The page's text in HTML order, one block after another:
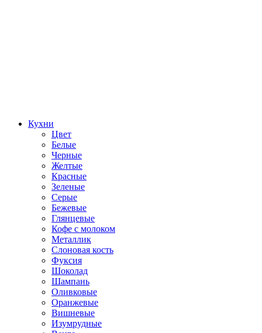
Кухни
Цвет
Белые
Черные
Желтые
Красные
Зеленые
Серые
Бежевые
Глянцевые
Кофе с молоком
Металлик
Слоновая кость
Фуксия
Шоколад
Шампань
Оливковые
Оранжевые
Вишневые
Изумрудные